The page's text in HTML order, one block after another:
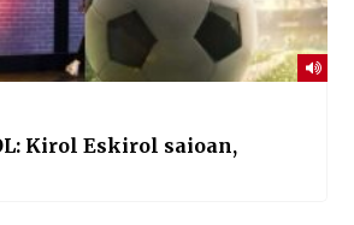
Kirol Eskirol saioan,